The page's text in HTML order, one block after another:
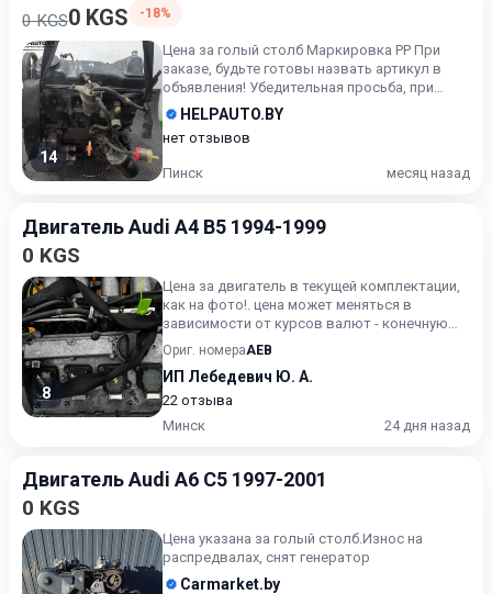
0 KGS0 KGS -18%
14
Цена за голый столб Маркировка PP При
заказе, будьте готовы назвать артикул в
объявления! Убедительная просьба, при
приобретении б/у авто...
HELPAUTO.BY
нет отзывов
Пинск месяц назад
Двигатель Audi A4 B5 1994-1999
0 KGS
8
Цена за двигатель в текущей комплектации,
как на фото!. цена может меняться в
зависимости от курсов валют - конечную
стоимость уточняйте.
Ориг. номераAEB
ИП Лебедевич Ю. А.
22 отзыва
Минск
24 дня назад
Двигатель Audi A6 C5 1997-2001
0 KGS
Цена указана за голый столб.Износ на
распредвалах, снят генератор
Carmarket.by